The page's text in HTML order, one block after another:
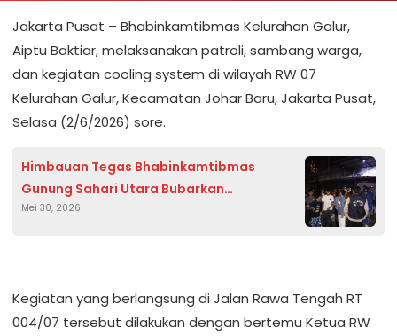
Jakarta Pusat – Bhabinkamtibmas Kelurahan Galur,
Aiptu Baktiar, melaksanakan patroli, sambang warga,
dan kegiatan cooling system di wilayah RW 07
Kelurahan Galur, Kecamatan Johar Baru, Jakarta Pusat,
Selasa (2/6/2026) sore.
Himbauan Tegas Bhabinkamtibmas
Gunung Sahari Utara Bubarkan
Tongkrongan Remaja” Cegah Tawuran
Mei 30, 2026
Kegiatan yang berlangsung di Jalan Rawa Tengah RT
004/07 tersebut dilakukan dengan bertemu Ketua RW